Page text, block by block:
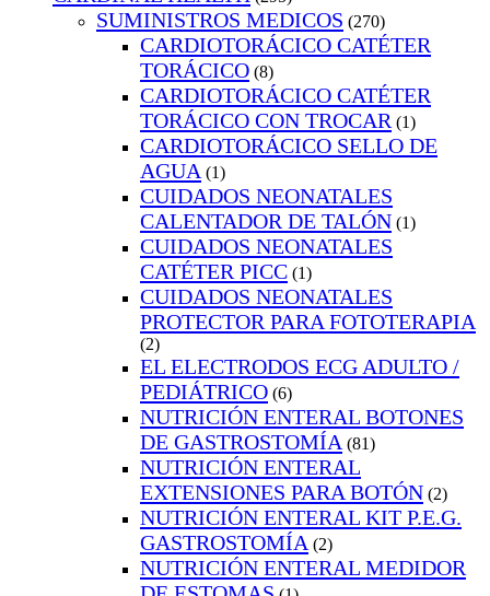
SUMINISTROS MEDICOS (270)
CARDIOTORÁCICO CATÉTER
TORÁCICO (8)
CARDIOTORÁCICO CATÉTER
TORÁCICO CON TROCAR (1)
CARDIOTORÁCICO SELLO DE
AGUA (1)
CUIDADOS NEONATALES
CALENTADOR DE TALÓN (1)
CUIDADOS NEONATALES
CATÉTER PICC (1)
CUIDADOS NEONATALES
PROTECTOR PARA FOTOTERAPIA
(2)
EL ELECTRODOS ECG ADULTO /
PEDIÁTRICO (6)
NUTRICIÓN ENTERAL BOTONES
DE GASTROSTOMÍA (81)
NUTRICIÓN ENTERAL
EXTENSIONES PARA BOTÓN (2)
NUTRICIÓN ENTERAL KIT P.E.G.
GASTROSTOMÍA (2)
NUTRICIÓN ENTERAL MEDIDOR